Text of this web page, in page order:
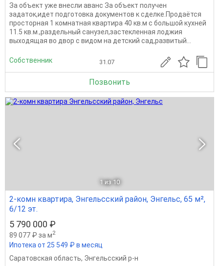
За объект уже внесли аванс За объект получен
задаток,идет подготовка документов к сделке.Продаётся
просторная 1 комнатная квартира 40 кв.м с большой кухней
11.5 кв.м.,раздельный санузел,застекленная лоджия
выходящая во двор с видом на детский сад,развитый...
Собственник 31.07
Позвонить
1 из 10
2-комн квартира, Энгельсский район, Энгельс, 65 м²,
6/12 эт.
5 790 000 ₽
89 077 ₽ за м2
Ипотека от 25 549 ₽ в месяц
Саратовская область, Энгельсский р-н